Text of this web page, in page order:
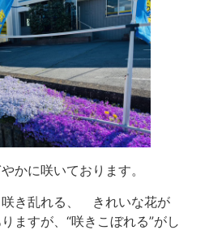
かに咲いております。
咲き乱れる、 きれいな花が
ますが、“咲きこぼれる”がし